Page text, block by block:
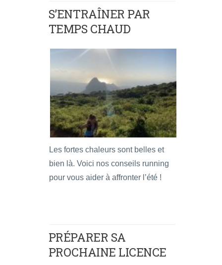
S’ENTRAÎNER PAR
TEMPS CHAUD
Les fortes chaleurs sont belles et
bien là. Voici nos conseils running
pour vous aider à affronter l’été !
PRÉPARER SA
PROCHAINE LICENCE